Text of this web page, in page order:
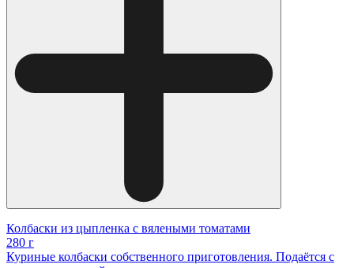
Колбаски из цыпленка с вялеными томатами
280 г
Куриные колбаски собственного приготовления. Подаётся с